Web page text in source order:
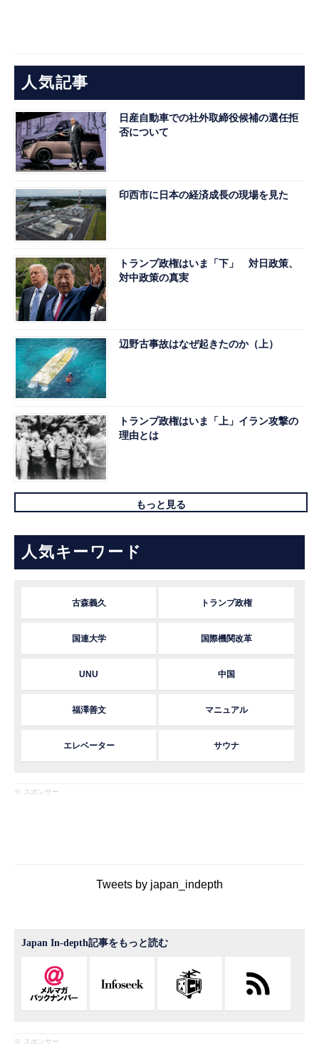
人気記事
日産自動車での社外取締役候補の選任拒
否について
印西市に日本の経済成長の現場を見た
トランプ政権はいま「下」 対日政策、
対中政策の真実
辺野古事故はなぜ起きたのか（上）
トランプ政権はいま「上」イラン攻撃の
理由とは
もっと見る
人気キーワード
古森義久 トランプ政権
国連大学 国際機関改革
UNU 中国
福澤善文 マニュアル
エレベーター サウナ
※ スポンサー
Tweets by japan_indepth
Japan In-depth記事をもっと読む
※ スポンサー